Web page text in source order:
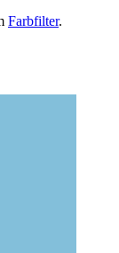
Farbfilter.